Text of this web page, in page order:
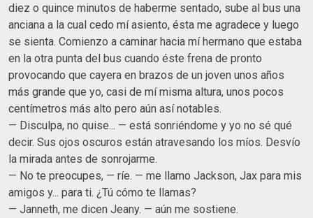
diez o quince minutos de haberme sentado, sube al bus una
anciana a la cual cedo mí asiento, ésta me agradece y luego
se sienta. Comienzo a caminar hacia mí hermano que estaba
en la otra punta del bus cuando éste frena de pronto
provocando que cayera en brazos de un joven unos años
más grande que yo, casi de mí misma altura, unos pocos
centímetros más alto pero aún así notables.
— Disculpa, no quise... — está sonriéndome y yo no sé qué
decir. Sus ojos oscuros están atravesando los míos. Desvío
la mirada antes de sonrojarme.
— No te preocupes, — ríe. — me llamo Jackson, Jax para mis
amigos y... para ti. ¿Tú cómo te llamas?
— Janneth, me dicen Jeany. — aún me sostiene.